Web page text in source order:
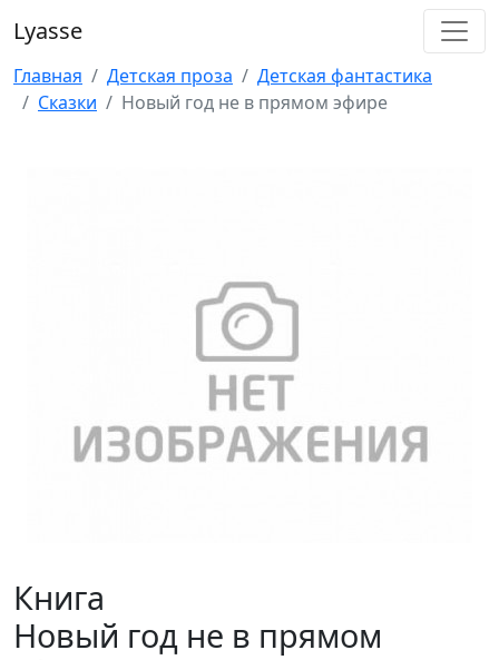
Lyasse
Главная Детская проза
Детская фантастика
Сказки
Новый год не в прямом эфире
Книга
Новый год не в прямом